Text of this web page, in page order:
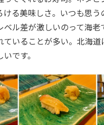
ける美味しさ。いつも思う
ベル差が激しいのって海老
ていることが多い。北海
です。